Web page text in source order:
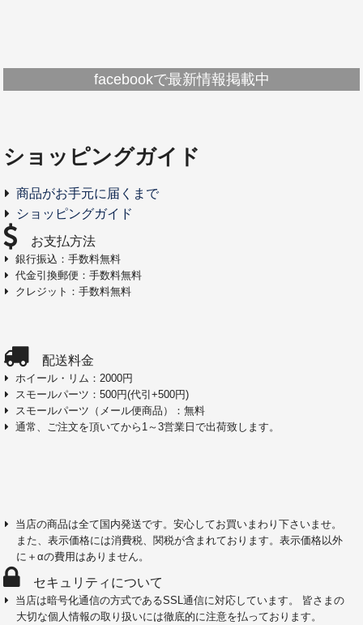
facebookで最新情報掲載中
ショッピングガイド
商品がお手元に届くまで
ショッピングガイド
お支払方法
銀行振込：手数料無料
代金引換郵便：手数料無料
クレジット：手数料無料
配送料金
ホイール・リム：2000円
スモールパーツ：500円(代引+500円)
スモールパーツ（メール便商品）：無料
通常、ご注文を頂いてから1～3営業日で出荷致します。
当店の商品は全て国内発送です。安心してお買いまわり下さいませ。
また、表示価格には消費税、関税が含まれております。表示価格以外
に＋αの費用はありません。
セキュリティについて
当店は暗号化通信の方式であるSSL通信に対応しています。 皆さまの
大切な個人情報の取り扱いには徹底的に注意を払っております。